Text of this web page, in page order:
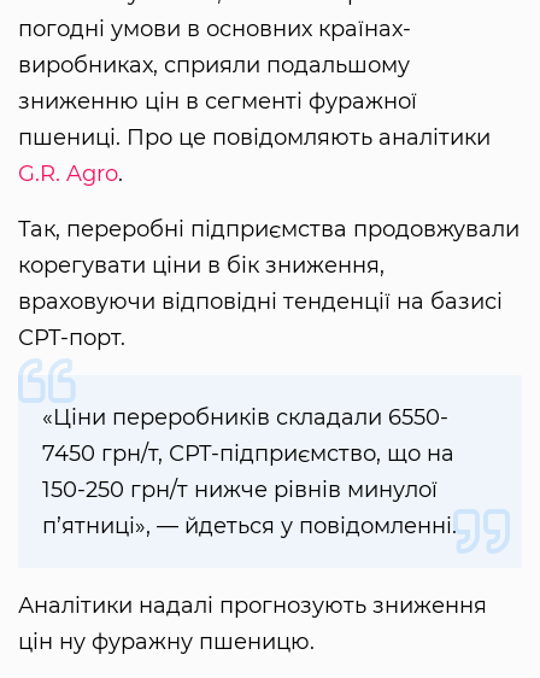
погодні умови в основних країнах-
виробниках, сприяли подальшому
зниженню цін в сегменті фуражної
пшениці. Про це повідомляють аналітики
G.R. Agro.
Так, переробні підприємства продовжували
корегувати ціни в бік зниження,
враховуючи відповідні тенденції на базисі
СРТ-порт.
«Ціни переробників складали 6550-
7450 грн/т, СРТ-підприємство, що на
150-250 грн/т нижче рівнів минулої
п’ятниці», — йдеться у повідомленні.
Аналітики надалі прогнозують зниження
цін ну фуражну пшеницю.